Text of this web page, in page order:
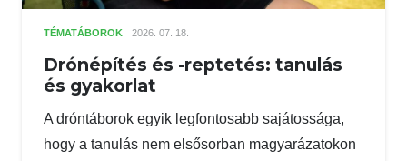
TÉMATÁBOROK 2026. 07. 18.
Drónépítés és -reptetés: tanulás
és gyakorlat
A dróntáborok egyik legfontosabb sajátossága,
hogy a tanulás nem elsősorban magyarázatokon